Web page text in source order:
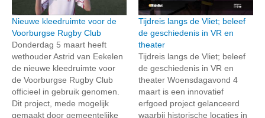
Nieuwe kleedruimte voor de
Voorburgse Rugby Club
Donderdag 5 maart heeft
wethouder Astrid van Eekelen
de nieuwe kleedruimte voor
de Voorburgse Rugby Club
officieel in gebruik genomen.
Dit project, mede mogelijk
gemaakt door gemeentelijke
Tijdreis langs de Vliet; beleef
de geschiedenis in VR en
theater
Tijdreis langs de Vliet; beleef
de geschiedenis in VR en
theater Woensdagavond 4
maart is een innovatief
erfgoed project gelanceerd
waarbij historische locaties in